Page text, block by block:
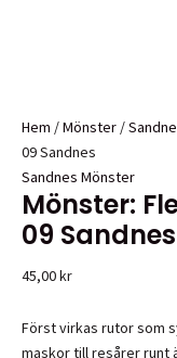
Hem /Mönster /
09 Sandnes
Sandnes Mönster
Mönster:
09 Sandnes
45,00kr
Först virkas rutor som
maskor till resårer runt